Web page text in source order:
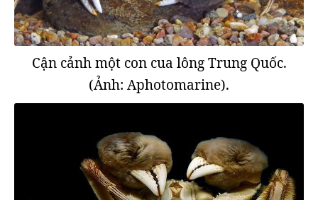
Cận cảnh một con cua lông Trung Quốc.
(Ảnh: Aphotomarine).